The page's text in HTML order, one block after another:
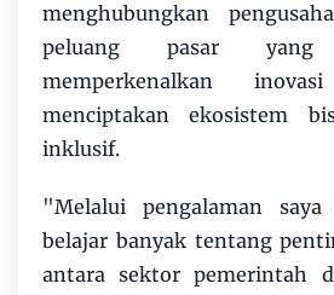
menghubungkan
peluang pasar
memperkenalkan
menciptakan ekosistem
inklusif.
"Melalui pengalaman
belajar banyak tentang
antara sektor pemerintah